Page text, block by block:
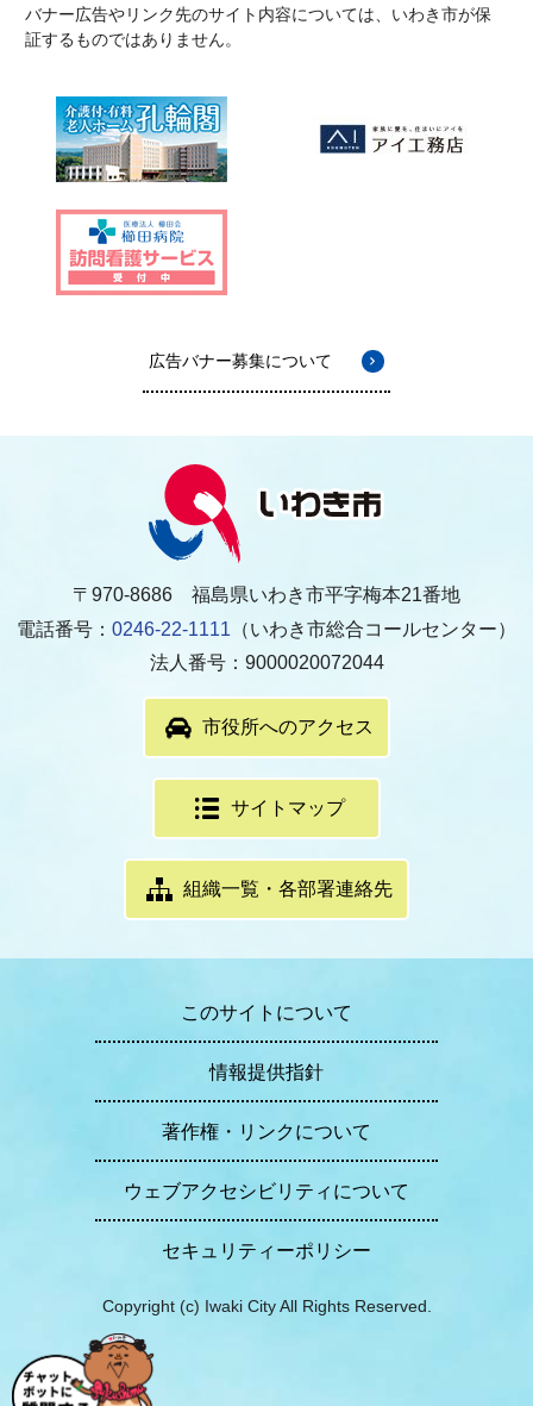
バナー広告やリンク先のサイト内容については、いわき市が保
証するものではありません。
広告バナー募集について
〒970-8686 福島県いわき市平字梅本21番地
電話番号： 0246-22-1111 （いわき市総合コールセンター）
法人番号：9000020072044
市役所へのアクセス
サイトマップ
組織一覧・各部署連絡先
このサイトについて
情報提供指針
著作権・リンクについて
ウェブアクセシビリティについて
セキュリティーポリシー
Copyright (c) Iwaki City All Rights Reserved.